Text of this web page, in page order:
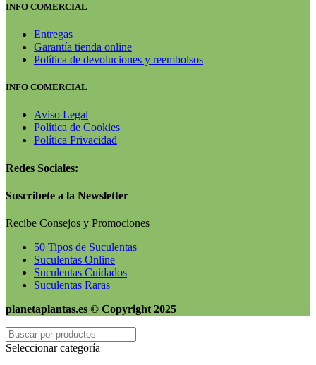
INFO COMERCIAL
Entregas
Garantía tienda online
Política de devoluciones y reembolsos
INFO COMERCIAL
Aviso Legal
Política de Cookies
Política Privacidad
Redes Sociales:
Suscribete a la Newsletter
Recibe Consejos y Promociones
50 Tipos de Suculentas
Suculentas Online
Suculentas Cuidados
Suculentas Raras
planetaplantas.es © Copyright 2025
Seleccionar categoría